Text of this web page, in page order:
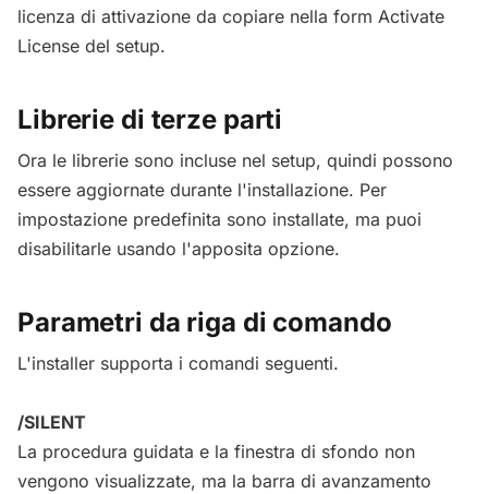
licenza di attivazione da copiare nella form Activate
License del setup.
Librerie di terze parti
Ora le librerie sono incluse nel setup, quindi possono
essere aggiornate durante l'installazione. Per
impostazione predefinita sono installate, ma puoi
disabilitarle usando l'apposita opzione.
Parametri da riga di comando
L'installer supporta i comandi seguenti.
/SILENT
La procedura guidata e la finestra di sfondo non
vengono visualizzate, ma la barra di avanzamento